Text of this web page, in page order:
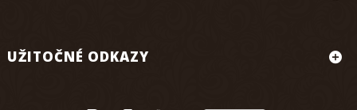
UŽITOČNÉ ODKAZY